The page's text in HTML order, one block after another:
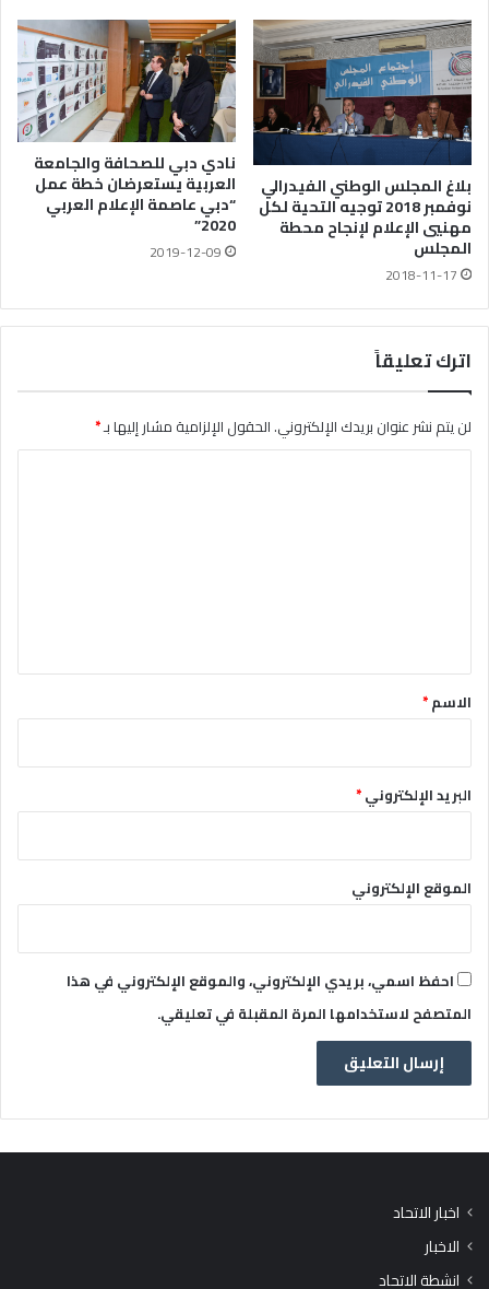
بلاغ المجلس الوطني الفيدرالي
نوفمبر 2018 توجيه التحية لكل
مهنيي الإعلام لإنجاح محطة
المجلس
2018-11-17
نادي دبي للصحافة والجامعة
العربية يستعرضان خطة عمل
“دبي عاصمة الإعلام العربي
2020”
2019-12-09
اترك تعليقاً
لن يتم نشر عنوان بريدك الإلكتروني.الحقول الإلزامية مشار إليها بـ*
*الاسم*
البريد الإلكتروني*
الموقع الإلكتروني
احفظ اسمي، بريدي الإلكتروني، والموقع الإلكتروني في هذا
المتصفح لاستخدامها المرة المقبلة في تعليقي.
اخبار الاتحاد
الاخبار
انشطة الاتحاد